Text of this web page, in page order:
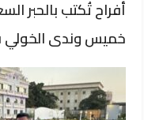
أفراح تُكتب بالحبر
خميس وندى الخولي